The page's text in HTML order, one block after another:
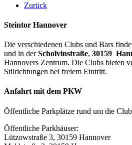
Zurück
Steintor Hannover
Die verschiedenen Clubs und Bars
und in derScholvinstraße, 30159
Hannovers Zentrum. Die Clubs bieten
Stilrichtungen bei freiem Eintritt.
Anfahrt mit dem PKW
Öffentliche Parkplätze rund um die
Öffentliche Parkhäuser:
Lützowstraße 3, 30159 Hannover